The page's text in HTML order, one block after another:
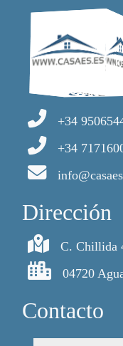
+34
+34
Dirección
C. Chillida
04720
Contacto